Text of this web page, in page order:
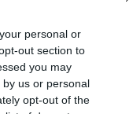
personal or
out section to
you may
us or personal
opt-out of the